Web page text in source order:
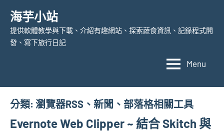
content
海芋小站
提供軟體教學與下載、介紹有趣網站、探索蔬食資訊、記錄程式開
發、寫下旅行日記
Menu
分類: 瀏覽器RSS、新聞、部落格相關工具
Evernote Web Clipper ~ 結合 Skitch 與